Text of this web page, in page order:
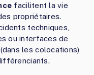
facilitent la vie
propriétaires.
techniques,
ou interfaces de
les colocations)